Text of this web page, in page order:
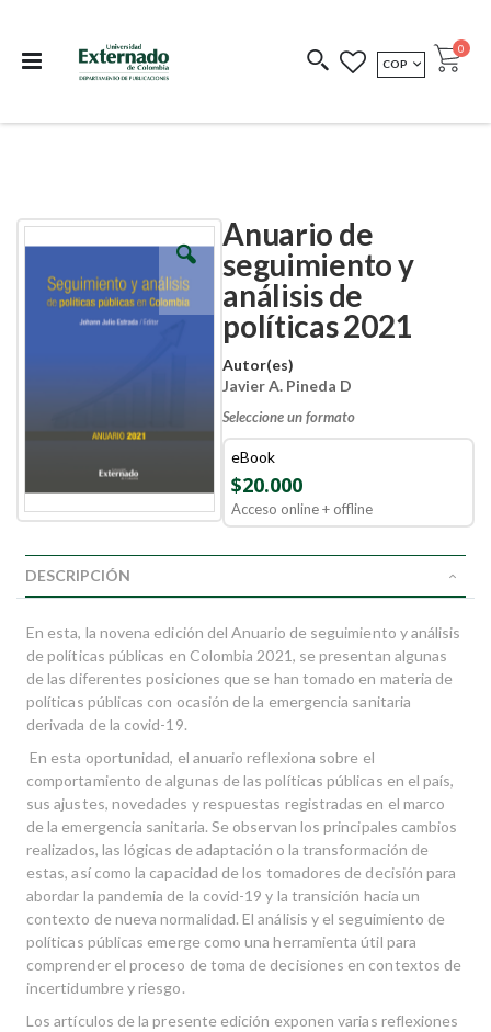
COEDICIONES REDIMIR CÓDIGO
MONEDA
COP Cart
0
Anuario de
seguimiento y
análisis de
políticas 2021
Autor(es)
Javier A. Pineda D
Seleccione un formato
eBook
$20.000
Acceso online + offline
Skip
to
Skip
to
beginning
DESCRIPCIÓN
En esta, la novena edición del Anuario de seguimiento y análisis
de políticas públicas en Colombia 2021, se presentan algunas
de las diferentes posiciones que se han tomado en materia de
políticas públicas con ocasión de la emergencia sanitaria
derivada de la covid-19.
En esta oportunidad, el anuario reflexiona sobre el
comportamiento de algunas de las políticas públicas en el país,
sus ajustes, novedades y respuestas registradas en el marco
de la emergencia sanitaria. Se observan los principales cambios
realizados, las lógicas de adaptación o la transformación de
estas, así como la capacidad de los tomadores de decisión para
abordar la pandemia de la covid-19 y la transición hacia un
contexto de nueva normalidad. El análisis y el seguimiento de
políticas públicas emerge como una herramienta útil para
comprender el proceso de toma de decisiones en contextos de
incertidumbre y riesgo.
Los artículos de la presente edición exponen varias reflexiones